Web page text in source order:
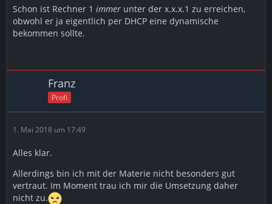
Schon ist Rechner 1 immer unter der x.x.x.1 zu erreichen,
obwohl er ja eigentlich per DHCP eine dynamische
bekommen sollte.
Franz
Profi
1. Mai 2018 um 17:49
Alles klar.
Allerdings bin ich mit der Materie nicht besonders gut
vertraut. Im Moment trau ich mir die Umsetzung daher
nicht zu.